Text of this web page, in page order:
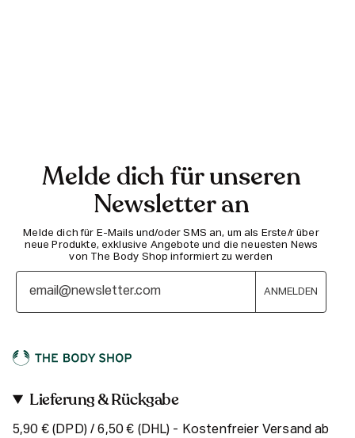
Melde dich für unseren
Newsletter an
Melde dich für E-Mails und/oder SMS an, um als Erste/r über
neue Produkte, exklusive Angebote und die neuesten News
von The Body Shop informiert zu werden
ANMELDEN
Lieferung & Rückgabe
5,90 € (DPD) / 6,50 € (DHL) - Kostenfreier Versand ab